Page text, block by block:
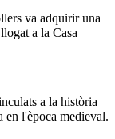
va adquirir una
a la Casa
a la història
en l'època medieval.